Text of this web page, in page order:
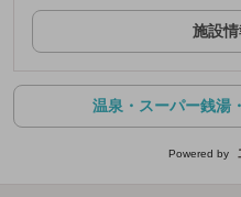
施設
温泉・スーパー銭湯
Powered by